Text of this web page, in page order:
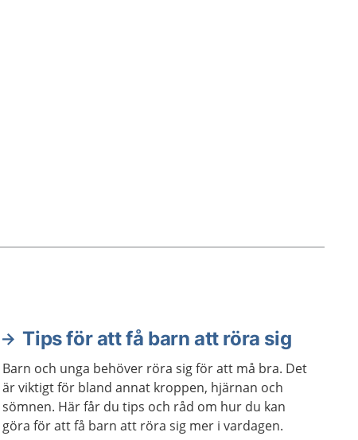
Tips för att få barn att röra sig
Barn och unga behöver röra sig för att må bra. Det
är viktigt för bland annat kroppen, hjärnan och
sömnen. Här får du tips och råd om hur du kan
göra för att få barn att röra sig mer i vardagen.